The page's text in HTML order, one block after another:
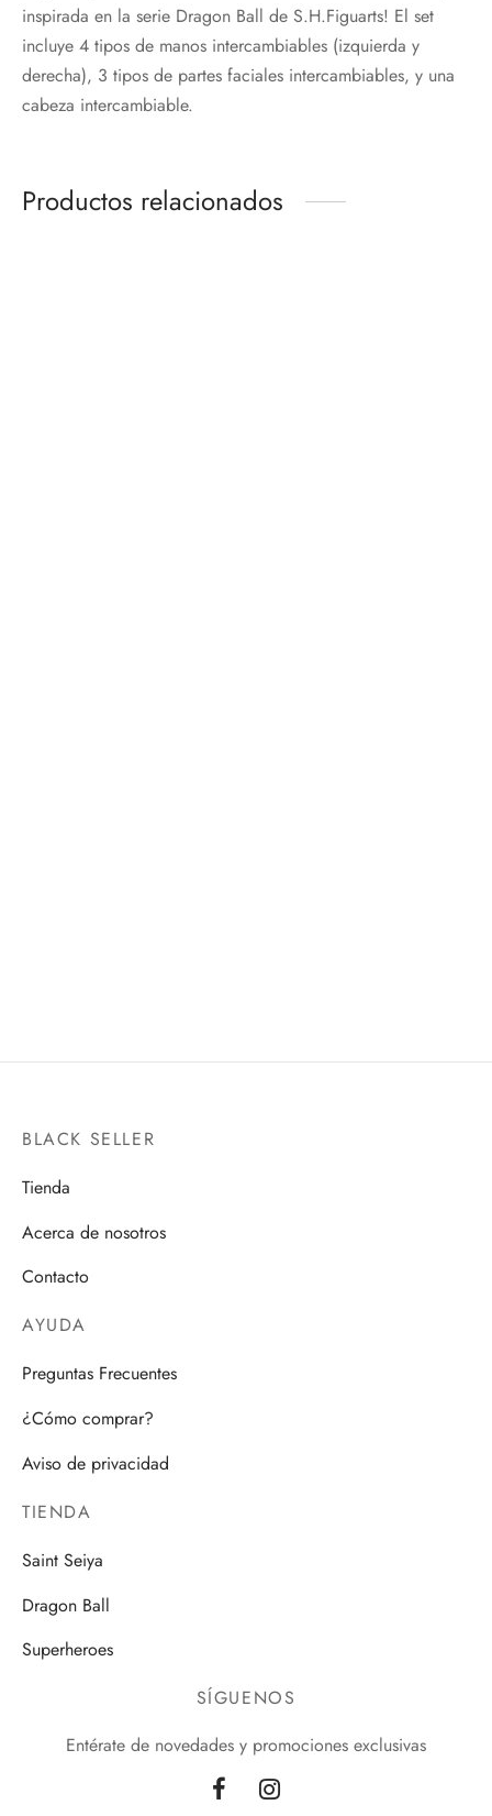
inspirada en la serie Dragon Ball de S.H.Figuarts! El set
incluye 4 tipos de manos intercambiables (izquierda y
derecha), 3 tipos de partes faciales intercambiables, y una
cabeza intercambiable.
Productos relacionados
BLACK SELLER
Tienda
Acerca de nosotros
Contacto
AYUDA
Preguntas Frecuentes
¿Cómo comprar?
Aviso de privacidad
TIENDA
Saint Seiya
Dragon Ball
Superheroes
SÍGUENOS
Entérate de novedades y promociones exclusivas